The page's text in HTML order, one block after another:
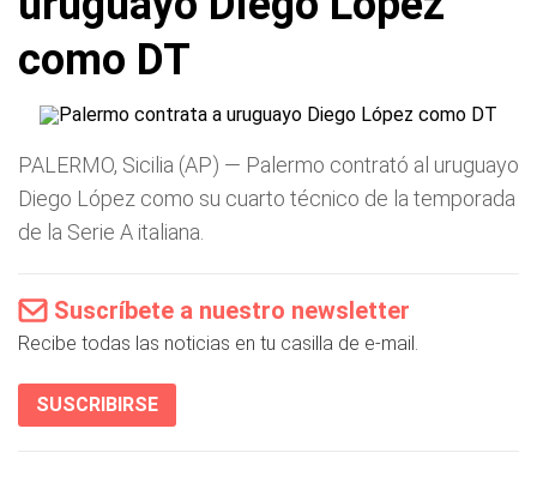
como DT
PALERMO, Sicilia (AP) — Palermo contrató al uruguayo
Diego López como su cuarto técnico de la temporada
de la Serie A italiana.
Suscríbete a nuestro newsletter
Recibe todas las noticias en tu casilla de e-mail.
SUSCRIBIRSE